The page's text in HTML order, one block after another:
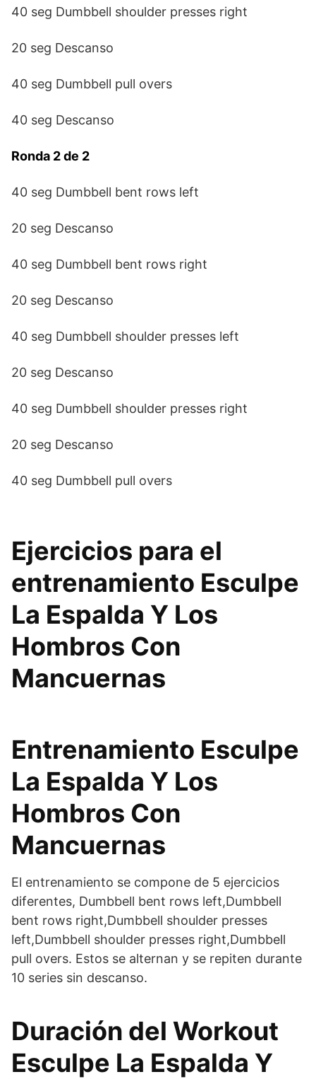
40 seg Dumbbell shoulder presses right
20 seg Descanso
40 seg Dumbbell pull overs
40 seg Descanso
Ronda 2 de 2
40 seg Dumbbell bent rows left
20 seg Descanso
40 seg Dumbbell bent rows right
20 seg Descanso
40 seg Dumbbell shoulder presses left
20 seg Descanso
40 seg Dumbbell shoulder presses right
20 seg Descanso
40 seg Dumbbell pull overs
Ejercicios para el
entrenamiento Esculpe
La Espalda Y Los
Hombros Con
Mancuernas
Entrenamiento Esculpe
La Espalda Y Los
Hombros Con
Mancuernas
El entrenamiento se compone de 5 ejercicios
diferentes, Dumbbell bent rows left,Dumbbell
bent rows right,Dumbbell shoulder presses
left,Dumbbell shoulder presses right,Dumbbell
pull overs. Estos se alternan y se repiten durante
10 series sin descanso.
Duración del Workout
Esculpe La Espalda Y